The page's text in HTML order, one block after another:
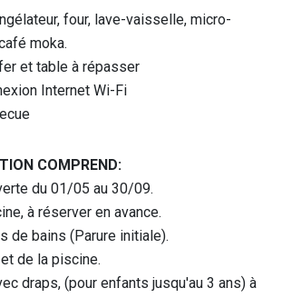
four, lave-vaisselle, micro-
moka.
et table à répasser
Internet Wi-Fi
COMPREND:
du 01/05 au 30/09.
à réserver en avance.
de bains (Parure initiale).
de la piscine.
draps, (pour enfants jusqu'au 3 ans) à